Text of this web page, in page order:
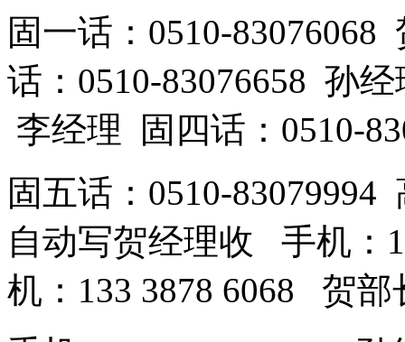
固一话：0510-
话：0510-83076658 孙
李经理 固四话：0510-
固五话：0510-
自动写贺经理收 手机：
机：133 3878 6068 贺部